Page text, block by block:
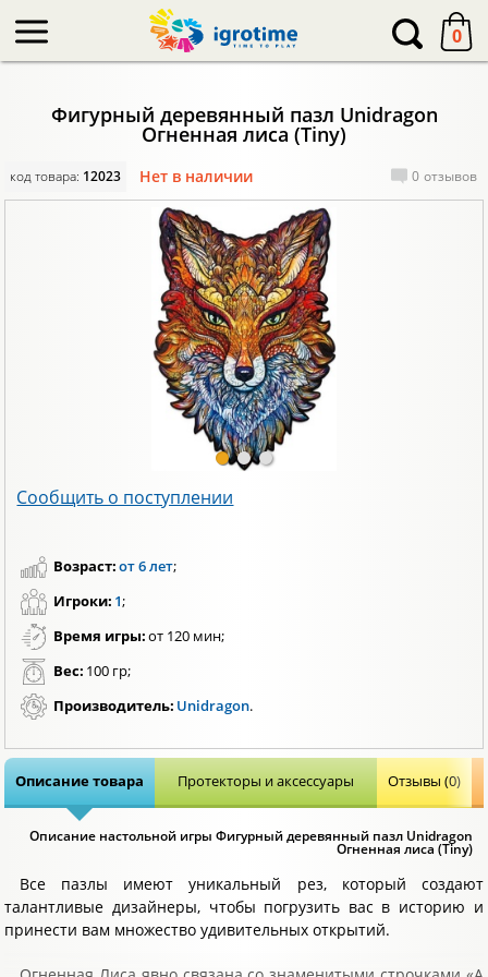
0
Фигурный деревянный пазл Unidragon
Огненная лиса (Tiny)
код товара: 12023 Нет в наличии 0 отзывов
Сообщить о поступлении
Возраст:от 6 лет;
Игроки: 1;
Время игры:от 120 мин;
Вес: 100 гр;
Производитель: Unidragon.
Описание товара Протекторы и аксессуары Отзывы (0)
Описание настольной игры Фигурный деревянный пазл Unidragon
Огненная лиса (Tiny)
Все пазлы имеют уникальный рез, который создают
талантливые дизайнеры, чтобы погрузить вас в историю и
принести вам множество удивительных открытий.